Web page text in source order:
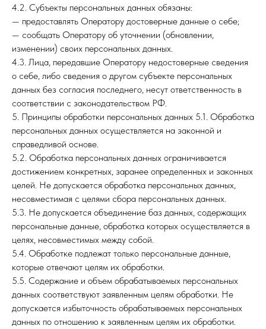
4.2. Субъекты персональных данных обязаны:
— предоставлять Оператору достоверные данные о себе;
— сообщать Оператору об уточнении (обновлении,
изменении) своих персональных данных.
4.3. Лица, передавшие Оператору недостоверные сведения
о себе, либо сведения о другом субъекте персональных
данных без согласия последнего, несут ответственность в
соответствии с законодательством РФ.
5. Принципы обработки персональных данных 5.1. Обработка
персональных данных осуществляется на законной и
справедливой основе.
5.2. Обработка персональных данных ограничивается
достижением конкретных, заранее определенных и законных
целей. Не допускается обработка персональных данных,
несовместимая с целями сбора персональных данных.
5.3. Не допускается объединение баз данных, содержащих
персональные данные, обработка которых осуществляется в
целях, несовместимых между собой.
5.4. Обработке подлежат только персональные данные,
которые отвечают целям их обработки.
5.5. Содержание и объем обрабатываемых персональных
данных соответствуют заявленным целям обработки. Не
допускается избыточность обрабатываемых персональных
данных по отношению к заявленным целям их обработки.